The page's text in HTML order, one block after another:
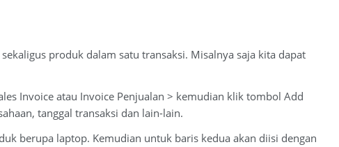
produk dalam satu transaksi. Misalnya saja kita dapat
Invoice atau Invoice Penjualan > kemudian klik tombol Add
tanggal transaksi dan lain-lain.
berupa laptop. Kemudian untuk baris kedua akan diisi dengan